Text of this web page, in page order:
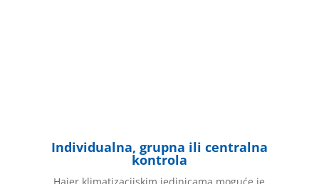
Individualna, grupna ili centralna
kontrola